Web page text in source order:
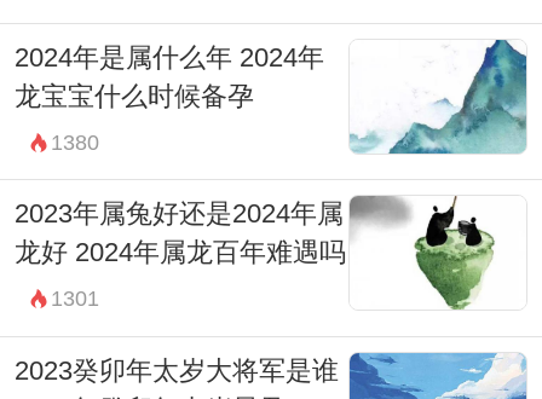
2024年是属什么年 2024年
龙宝宝什么时候备孕
1380
2023年属兔好还是2024年属
龙好 2024年属龙百年难遇吗
1301
2023癸卯年太岁大将军是谁